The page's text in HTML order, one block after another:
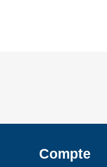
Compte